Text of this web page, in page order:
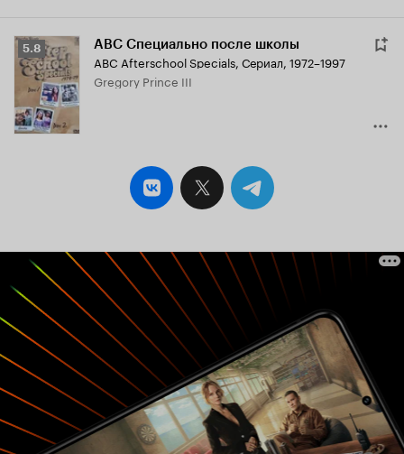
Рейтинг
Кинопоиска
5.8
5.8 ABC Специально после школы
ABC Afterschool Specials, Сериал, 1972–1997
Gregory Prince III